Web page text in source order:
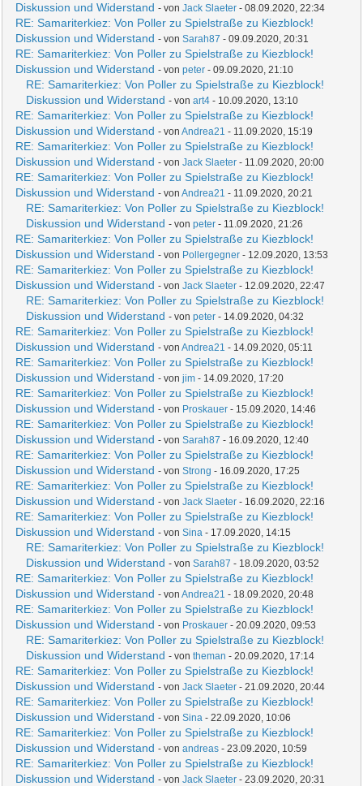
Diskussion und Widerstand - vonJack Slaeter - 08.09.2020, 22:34
RE: Samariterkiez: Von Poller zu Spielstraße zu Kiezblock!
Diskussion und Widerstand - vonSarah87 - 09.09.2020, 20:31
RE: Samariterkiez: Von Poller zu Spielstraße zu Kiezblock!
Diskussion und Widerstand - vonpeter - 09.09.2020, 21:10
RE: Samariterkiez: Von Poller zu Spielstraße zu Kiezblock!
Diskussion und Widerstand - vonart4 - 10.09.2020, 13:10
RE: Samariterkiez: Von Poller zu Spielstraße zu Kiezblock!
Diskussion und Widerstand - vonAndrea21 - 11.09.2020, 15:19
RE: Samariterkiez: Von Poller zu Spielstraße zu Kiezblock!
Diskussion und Widerstand - vonJack Slaeter - 11.09.2020, 20:00
RE: Samariterkiez: Von Poller zu Spielstraße zu Kiezblock!
Diskussion und Widerstand - vonAndrea21 - 11.09.2020, 20:21
RE: Samariterkiez: Von Poller zu Spielstraße zu Kiezblock!
Diskussion und Widerstand - vonpeter - 11.09.2020, 21:26
RE: Samariterkiez: Von Poller zu Spielstraße zu Kiezblock!
Diskussion und Widerstand - von Pollergegner - 12.09.2020, 13:53
RE: Samariterkiez: Von Poller zu Spielstraße zu Kiezblock!
Diskussion und Widerstand - vonJack Slaeter - 12.09.2020, 22:47
RE: Samariterkiez: Von Poller zu Spielstraße zu Kiezblock!
Diskussion und Widerstand - vonpeter - 14.09.2020, 04:32
RE: Samariterkiez: Von Poller zu Spielstraße zu Kiezblock!
Diskussion und Widerstand - vonAndrea21 - 14.09.2020, 05:11
RE: Samariterkiez: Von Poller zu Spielstraße zu Kiezblock!
Diskussion und Widerstand - vonjim - 14.09.2020, 17:20
RE: Samariterkiez: Von Poller zu Spielstraße zu Kiezblock!
Diskussion und Widerstand - von Proskauer - 15.09.2020, 14:46
RE: Samariterkiez: Von Poller zu Spielstraße zu Kiezblock!
Diskussion und Widerstand - vonSarah87 - 16.09.2020, 12:40
RE: Samariterkiez: Von Poller zu Spielstraße zu Kiezblock!
Diskussion und Widerstand - vonStrong - 16.09.2020, 17:25
RE: Samariterkiez: Von Poller zu Spielstraße zu Kiezblock!
Diskussion und Widerstand - vonJack Slaeter - 16.09.2020, 22:16
RE: Samariterkiez: Von Poller zu Spielstraße zu Kiezblock!
Diskussion und Widerstand - vonSina - 17.09.2020, 14:15
RE: Samariterkiez: Von Poller zu Spielstraße zu Kiezblock!
Diskussion und Widerstand - vonSarah87 - 18.09.2020, 03:52
RE: Samariterkiez: Von Poller zu Spielstraße zu Kiezblock!
Diskussion und Widerstand - vonAndrea21 - 18.09.2020, 20:48
RE: Samariterkiez: Von Poller zu Spielstraße zu Kiezblock!
Diskussion und Widerstand - von Proskauer - 20.09.2020, 09:53
RE: Samariterkiez: Von Poller zu Spielstraße zu Kiezblock!
Diskussion und Widerstand - vontheman - 20.09.2020, 17:14
RE: Samariterkiez: Von Poller zu Spielstraße zu Kiezblock!
Diskussion und Widerstand - vonJack Slaeter - 21.09.2020, 20:44
RE: Samariterkiez: Von Poller zu Spielstraße zu Kiezblock!
Diskussion und Widerstand - vonSina - 22.09.2020, 10:06
RE: Samariterkiez: Von Poller zu Spielstraße zu Kiezblock!
Diskussion und Widerstand - vonandreas - 23.09.2020, 10:59
RE: Samariterkiez: Von Poller zu Spielstraße zu Kiezblock!
Diskussion und Widerstand - vonJack Slaeter - 23.09.2020, 20:31